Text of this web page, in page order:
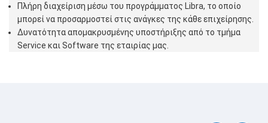
Πλήρη διαχείριση μέσω του προγράμματος Libra, το οποίο
μπορεί να προσαρμοστεί στις ανάγκες της κάθε επιχείρησης.
Δυνατότητα απομακρυσμένης υποστήριξης από το τμήμα
Service και Software της εταιρίας μας.